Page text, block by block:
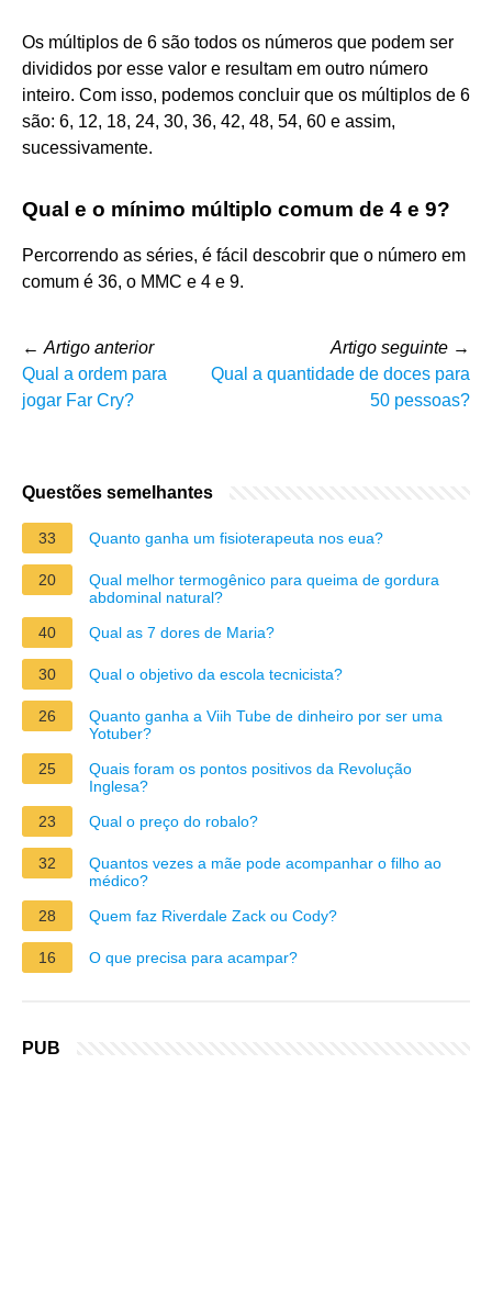
Os múltiplos de 6 são todos os números que podem ser
divididos por esse valor e resultam em outro número
inteiro. Com isso, podemos concluir que os múltiplos de 6
são: 6, 12, 18, 24, 30, 36, 42, 48, 54, 60 e assim,
sucessivamente.
Qual e o mínimo múltiplo comum de 4 e 9?
Percorrendo as séries, é fácil descobrir que o número em
comum é 36, o MMC e 4 e 9.
← Artigo anterior
Qual a ordem para
jogar Far Cry?
Artigo seguinte →
Qual a quantidade de doces para
50 pessoas?
Questões semelhantes
33 Quanto ganha um fisioterapeuta nos eua?
20
Qual melhor termogênico para queima de gordura
abdominal natural?
40
Qual as 7 dores de Maria?
30 Qual o objetivo da escola tecnicista?
26
Quanto ganha a Viih Tube de dinheiro por ser uma
Yotuber?
25
Quais foram os pontos positivos da Revolução
Inglesa?
23
Qual o preço do robalo?
32
Quantos vezes a mãe pode acompanhar o filho ao
médico?
28
Quem faz Riverdale Zack ou Cody?
16 O que precisa para acampar?
PUB